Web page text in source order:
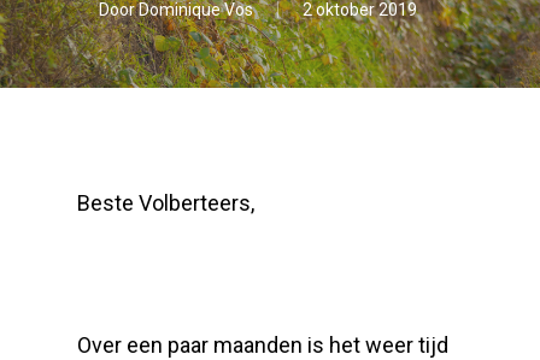
DoorDominique Vos 2 oktober 2019
Beste Volberteers,
Over een paar maanden is het weer tijd